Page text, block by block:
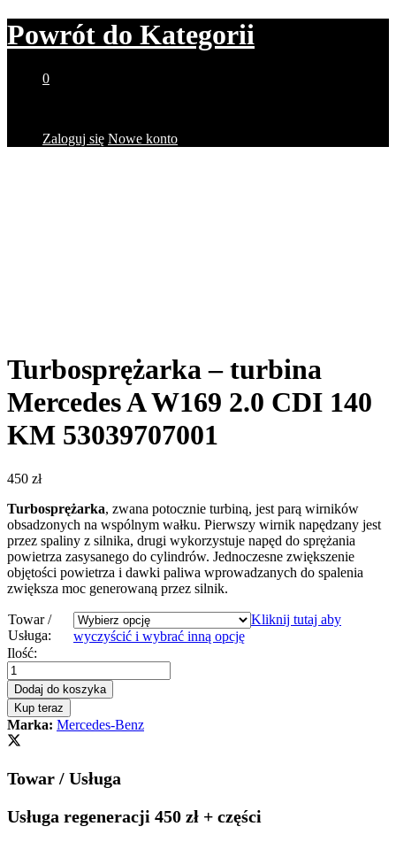
Powrót do Kategorii
0
Zaloguj się Nowe konto
Turbosprężarka – turbina
Mercedes A W169 2.0 CDI 140
KM 53039707001
450 zł
Turbosprężarka, zwana potocznie turbiną, jest parą wirników
obsadzonych na wspólnym wałku. Pierwszy wirnik napędzany jest
przez spaliny z silnika, drugi wykorzystuje napęd do sprężania
powietrza zasysanego do cylindrów. Jednoczesne zwiększenie
objętości powietrza i dawki paliwa wprowadzanych do spalenia
zwiększa moc generowaną przez silnik.
Towar /
Usługa:
Kliknij tutaj aby
wyczyścić i wybrać inną opcję
Turbosprężarka
turbina
Mercedes
A
W169
2.0
140
53039707001
quantity
Ilość:
Dodaj do koszyka
Kup teraz
Marka: Mercedes-Benz
Towar / Usługa
Usługa regeneracji 450 zł + części